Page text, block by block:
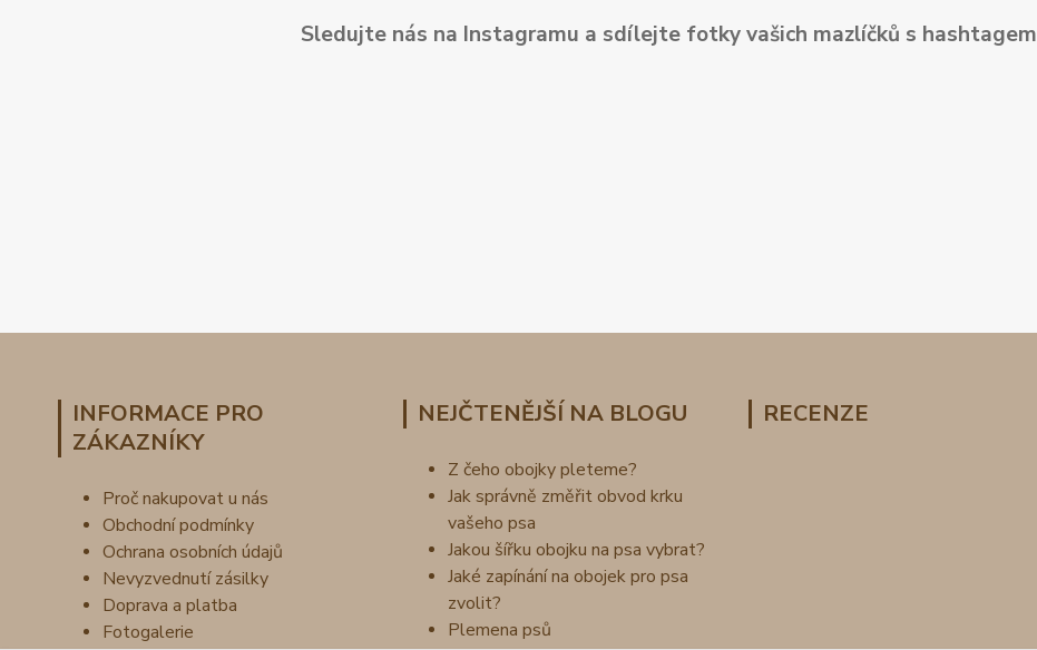
Sledujte nás na Instagramu a sdílejte fotky vašich mazlíčků s hashtagem
INFORMACE PRO
ZÁKAZNÍKY
Proč nakupovat u nás
Obchodní podmínky
Ochrana osobních údajů
Nevyzvednutí zásilky
Doprava a platba
Fotogalerie
NEJČTENĚJŠÍ NA BLOGU
Z čeho obojky pleteme?
Jak správně změřit obvod krku
vašeho psa
Jakou šířku obojku na psa vybrat?
Jaké zapínání na obojek pro psa
zvolit?
Plemena psů
RECENZE